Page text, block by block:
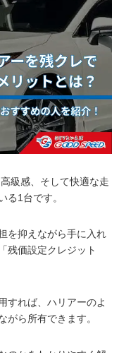
級感、そして快適な走
る1台です。
を抑えながら手に入れ
残価設定クレジット
すれば、ハリアーのよ
がら所有できます。